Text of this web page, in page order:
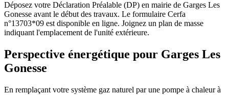
Déposez votre Déclaration Préalable (DP) en mairie de Garges Les
Gonesse avant le début des travaux. Le formulaire Cerfa
n°13703*09 est disponible en ligne. Joignez un plan de masse
indiquant l'emplacement de l'unité extérieure.
Perspective énergétique pour Garges Les
Gonesse
En remplaçant votre système gaz naturel par une pompe à chaleur à